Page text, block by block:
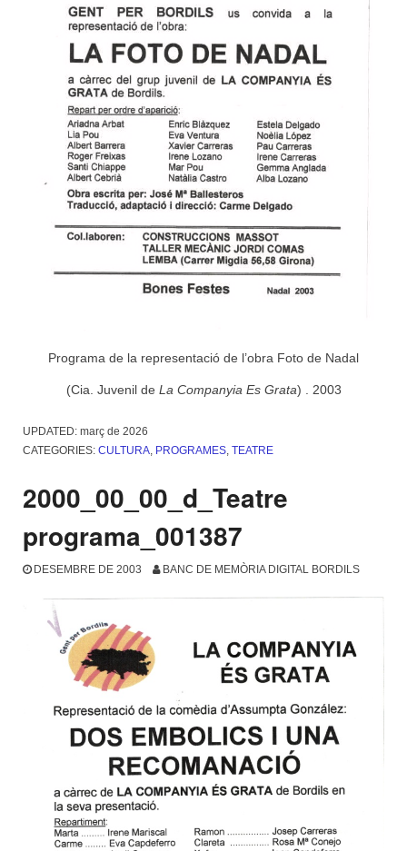
Programa de la representació de l’obra Foto de Nadal
(Cia. Juvenil de La Companyia Es Grata) . 2003
UPDATED: març de 2026
CATEGORIES: CULTURA PROGRAMES TEATRE
2000_00_00_d_Teatre
programa_001387
DESEMBRE DE 2003 BANC DE MEMÒRIA DIGITAL BORDILS